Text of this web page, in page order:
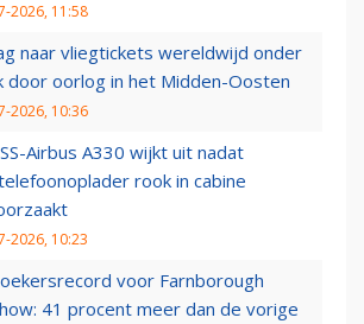
2026, 11:58
naar vliegtickets wereldwijd onder
door oorlog in het Midden-Oosten
2026, 10:36
Airbus A330 wijkt uit nadat
rook in cabine
2026, 10:23
voor Farnborough
41 procent meer dan de vorige